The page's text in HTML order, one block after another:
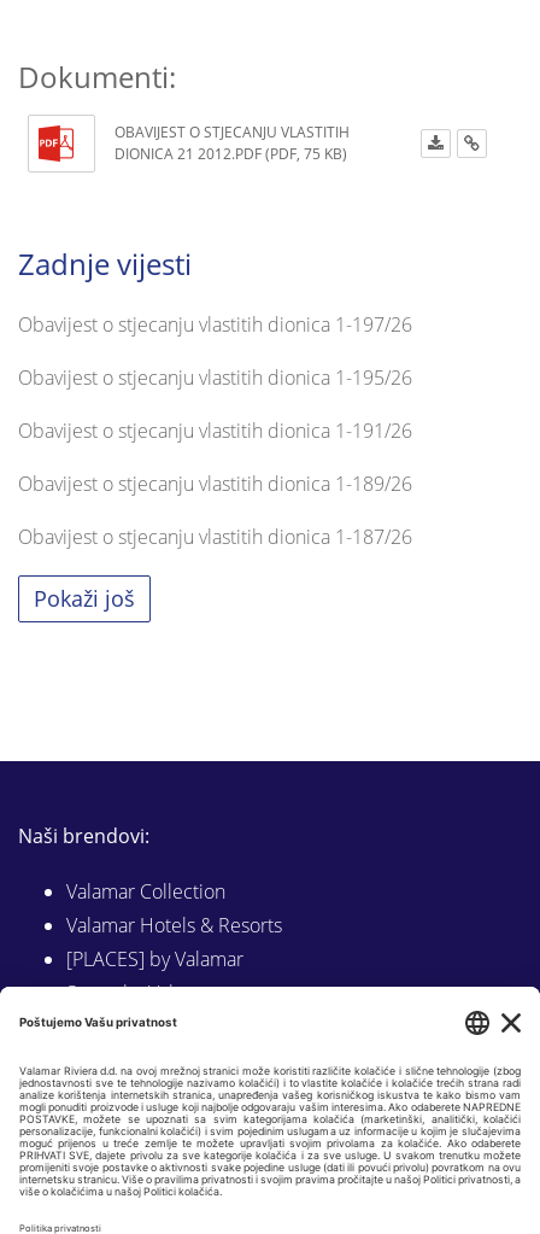
Dokumenti:
OBAVIJEST O STJECANJU VLASTITIH
DIONICA 21 2012.PDF (PDF, 75 KB)
Zadnje vijesti
Obavijest o stjecanju vlastitih dionica 1-197/26
Obavijest o stjecanju vlastitih dionica 1-195/26
Obavijest o stjecanju vlastitih dionica 1-191/26
Obavijest o stjecanju vlastitih dionica 1-189/26
Obavijest o stjecanju vlastitih dionica 1-187/26
Pokaži još
Naši brendovi:
Valamar Collection
Valamar Hotels & Resorts
[PLACES] by Valamar
Sunny by Valamar
Valamar Camping
Istraži na Valamar.com
Slijedite nas na: